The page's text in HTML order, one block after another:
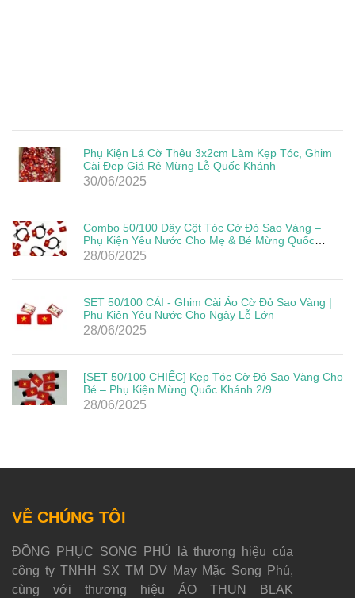
Phụ Kiện Lá Cờ Thêu 3x2cm Làm Kẹp Tóc, Ghim
Cài Đẹp Giá Rẻ Mừng Lễ Quốc Khánh
30/06/2025
Combo 50/100 Dây Cột Tóc Cờ Đỏ Sao Vàng –
Phụ Kiện Yêu Nước Cho Mẹ & Bé Mừng Quốc
Khánh 2/9
28/06/2025
SET 50/100 CÁI - Ghim Cài Áo Cờ Đỏ Sao Vàng |
Phụ Kiện Yêu Nước Cho Ngày Lễ Lớn
28/06/2025
[SET 50/100 CHIẾC] Kẹp Tóc Cờ Đỏ Sao Vàng Cho
Bé – Phụ Kiện Mừng Quốc Khánh 2/9
28/06/2025
VỀ CHÚNG TÔI
ĐỒNG PHỤC SONG PHÚ là thương hiệu của
công ty TNHH SX TM DV May Mặc Song Phú,
cùng với thương hiệu ÁO THUN BLAK